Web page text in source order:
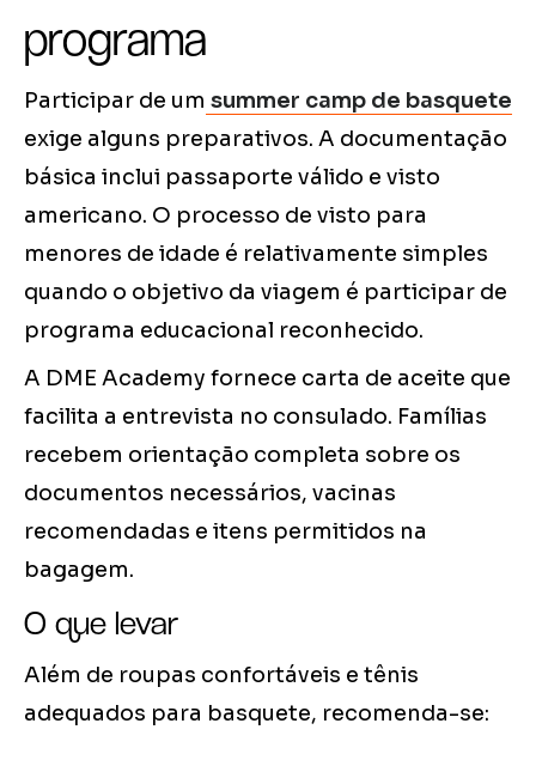
programa
Participar de um summer camp de basquete
exige alguns preparativos. A documentação
básica inclui passaporte válido e visto
americano. O processo de visto para
menores de idade é relativamente simples
quando o objetivo da viagem é participar de
programa educacional reconhecido.
A DME Academy fornece carta de aceite que
facilita a entrevista no consulado. Famílias
recebem orientação completa sobre os
documentos necessários, vacinas
recomendadas e itens permitidos na
bagagem.
O que levar
Além de roupas confortáveis e tênis
adequados para basquete, recomenda-se: